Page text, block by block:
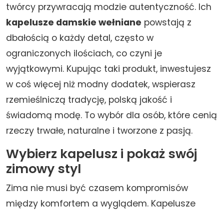
twórcy przywracają modzie autentyczność. Ich
kapelusze damskie wełniane powstają z
dbałością o każdy detal, często w
ograniczonych ilościach, co czyni je
wyjątkowymi. Kupując taki produkt, inwestujesz
w coś więcej niż modny dodatek, wspierasz
rzemieślniczą tradycję, polską jakość i
świadomą modę. To wybór dla osób, które cenią
rzeczy trwałe, naturalne i tworzone z pasją.
Wybierz kapelusz i pokaż swój
zimowy styl
Zima nie musi być czasem kompromisów
między komfortem a wyglądem. Kapelusze